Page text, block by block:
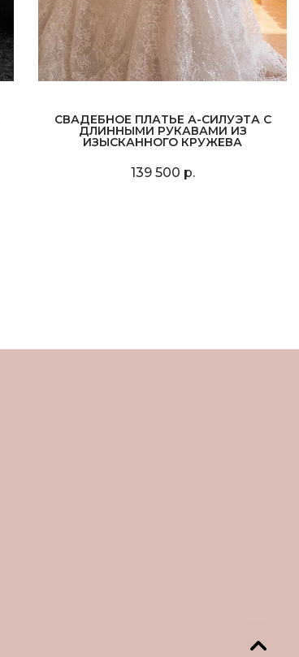
СВАДЕБНОЕ ПЛАТЬЕ А-СИЛУЭТА С
ДЛИННЫМИ РУКАВАМИ ИЗ
ИЗЫСКАННОГО КРУЖЕВА
139 500 р.